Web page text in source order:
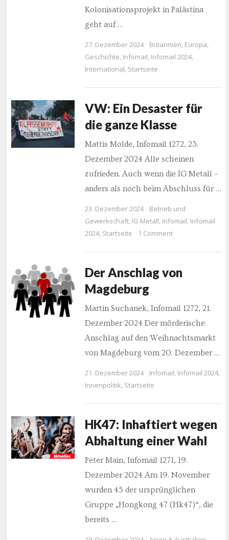
Kolonisationsprojekt in Palästina
geht auf …
27. Dezember 2024 Britannien, Europa,
Geschichte, Infomail, Infomail 2024,
International, Startseite
VW: Ein Desaster für
die ganze Klasse
Mattis Molde, Infomail 1272, 23.
Dezember 2024 Alle scheinen
zufrieden. Auch wenn die IG Metall –
anders als noch beim Abschluss für …
23. Dezember 2024
Betrieb und
Gewerkschaft, IG Metall, Infomail, Infomail
2024, Startseite 1 Comment
Der Anschlag von
Magdeburg
Martin Suchanek, Infomail 1272, 21.
Dezember 2024 Der mörderische
Anschlag auf den Weihnachtsmarkt
von Magdeburg vom 20. Dezember …
21. Dezember 2024 Infomail, Infomail 2024,
Innenpolitik, Startseite
HK47: Inhaftiert wegen
Abhaltung einer Wahl
Peter Main, Infomail 1271, 19.
Dezember 2024 Am 19. November
wurden 45 der ursprünglichen
Gruppe „Hongkong 47 (Hk47)“, die
bereits …